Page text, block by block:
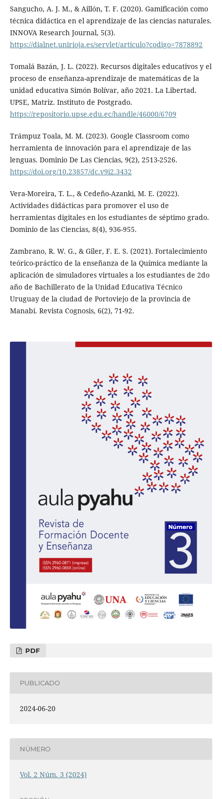
Sangucho, A. J. M., & Aillón, T. F. (2020). Gamificación como
técnica didáctica en el aprendizaje de las ciencias naturales.
INNOVA Research Journal, 5(3).
https://dialnet.unirioja.es/servlet/articulo?codigo=7878892
Tomalá Bazán, J. L. (2022). Recursos digitales educativos y el
proceso de enseñanza-aprendizaje de matemáticas de la
unidad educativa Simón Bolívar, año 2021. La Libertad.
UPSE, Matriz. Instituto de Postgrado.
https://repositorio.upse.edu.ec/handle/46000/6709
Trámpuz Toala, M. M. (2023). Google Classroom como
herramienta de innovación para el aprendizaje de las
lenguas. Dominio De Las Ciencias, 9(2), 2513-2526.
https://doi.org/10.23857/dc.v9i2.3432
Vera-Moreira, T. L., & Cedeño-Azanki, M. E. (2022).
Actividades didácticas para promover el uso de
herramientas digitales en los estudiantes de séptimo grado.
Dominio de las Ciencias, 8(4), 936-955.
Zambrano, R. W. G., & Giler, F. E. S. (2021). Fortalecimiento
teórico-práctico de la enseñanza de la Química mediante la
aplicación de simuladores virtuales a los estudiantes de 2do
año de Bachillerato de la Unidad Educativa Técnico
Uruguay de la ciudad de Portoviejo de la provincia de
Manabí. Revista Cognosis, 6(2), 71-92.
PDF
PUBLICADO
2024-06-20
NÚMERO
Vol. 2 Núm. 3 (2024)